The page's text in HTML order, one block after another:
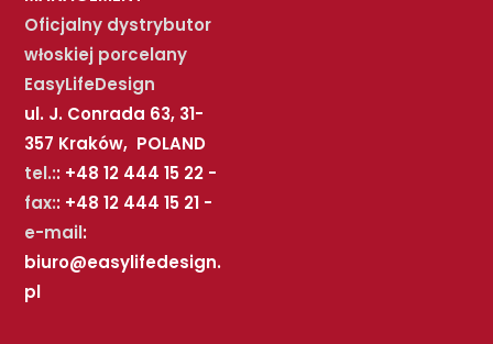
Oficjalny dystrybutor
włoskiej porcelany
EasyLifeDesign
ul. J. Conrada 63, 31-
357 Kraków, POLAND
tel.:: +48 12 444 15 22 -
fax:: +48 12 444 15 21 -
e-mail:
biuro@easylifedesign.
pl